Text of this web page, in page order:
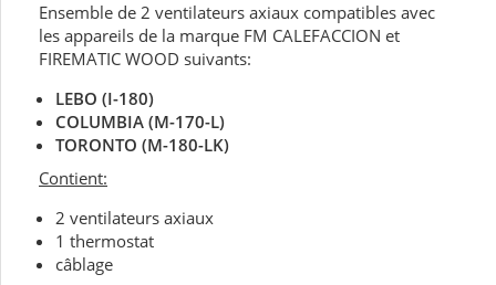
Ensemble de 2 ventilateurs axiaux compatibles avec
les appareils de la marque FM CALEFACCION et
FIREMATIC WOOD suivants:
LEBO (I-180)
COLUMBIA (M-170-L)
TORONTO (M-180-LK)
Contient:
2 ventilateurs axiaux
1 thermostat
câblage